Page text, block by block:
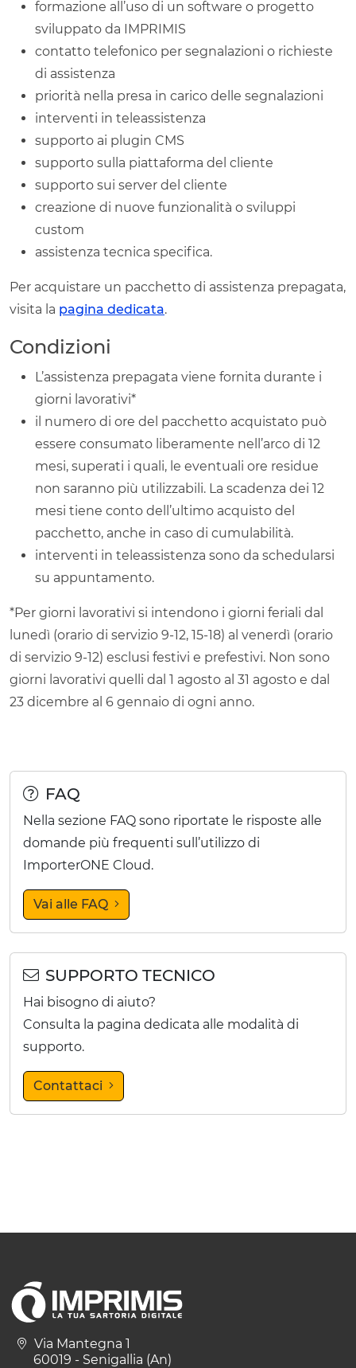
formazione all’uso di un software o progetto
sviluppato da IMPRIMIS
contatto telefonico per segnalazioni o richieste
di assistenza
priorità nella presa in carico delle segnalazioni
interventi in teleassistenza
supporto ai plugin CMS
supporto sulla piattaforma del cliente
supporto sui server del cliente
creazione di nuove funzionalità o sviluppi
custom
assistenza tecnica specifica.
Per acquistare un pacchetto di assistenza prepagata,
visita la pagina dedicata.
Condizioni
L’assistenza prepagata viene fornita durante i
giorni lavorativi*
il numero di ore del pacchetto acquistato può
essere consumato liberamente nell’arco di 12
mesi, superati i quali, le eventuali ore residue
non saranno più utilizzabili. La scadenza dei 12
mesi tiene conto dell’ultimo acquisto del
pacchetto, anche in caso di cumulabilità.
interventi in teleassistenza sono da schedularsi
su appuntamento.
*Per giorni lavorativi si intendono i giorni feriali dal
lunedì (orario di servizio 9-12, 15-18) al venerdì (orario
di servizio 9-12) esclusi festivi e prefestivi. Non sono
giorni lavorativi quelli dal 1 agosto al 31 agosto e dal
23 dicembre al 6 gennaio di ogni anno.
FAQ
Nella sezione FAQ sono riportate le risposte alle
domande più frequenti sull’utilizzo di
ImporterONE Cloud.
Vai alle FAQ
SUPPORTO TECNICO
Hai bisogno di aiuto?
Consulta la pagina dedicata alle modalità di
supporto.
Contattaci
Via Mantegna 1
60019 - Senigallia (An)